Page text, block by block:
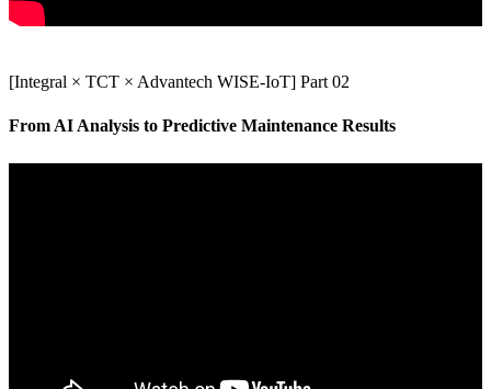
[Integral × TCT × Advantech WISE-IoT] Part 02
From AI Analysis to Predictive Maintenance Results